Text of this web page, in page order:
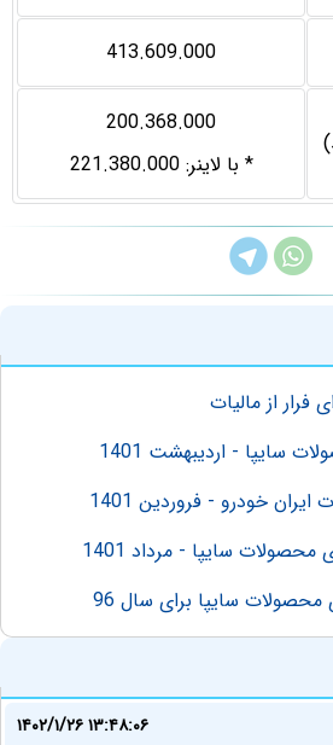
413.609.000
200.368.000
* با لاینر: 221.380.000
فرار از مالیات
سایپا - اردیبهشت 1401
خودرو - فروردین 1401
سایپا - مرداد 1401
سایپا برای سال 96
۱۴۰۲/۱/۲۶ ۱۳:۴۸:۰۶